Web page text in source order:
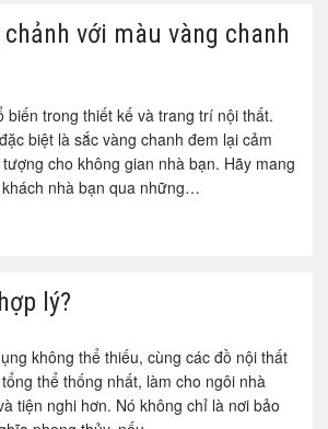
với màu vàng chanh
trong thiết kế và trang trí nội thất.
biệt là sắc vàng chanh đem lại cảm
cho không gian nhà bạn. Hãy mang
nhà bạn qua những…
lý?
không thể thiếu, cùng các đồ nội thất
thể thống nhất, làm cho ngôi nhà
tiện nghi hơn. Nó không chỉ là nơi bảo